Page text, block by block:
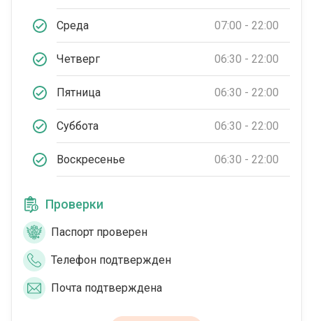
Среда 07:00 - 22:00
Четверг 06:30 - 22:00
Пятница 06:30 - 22:00
Суббота 06:30 - 22:00
Воскресенье 06:30 - 22:00
Проверки
Паспорт проверен
Телефон подтвержден
Почта подтверждена